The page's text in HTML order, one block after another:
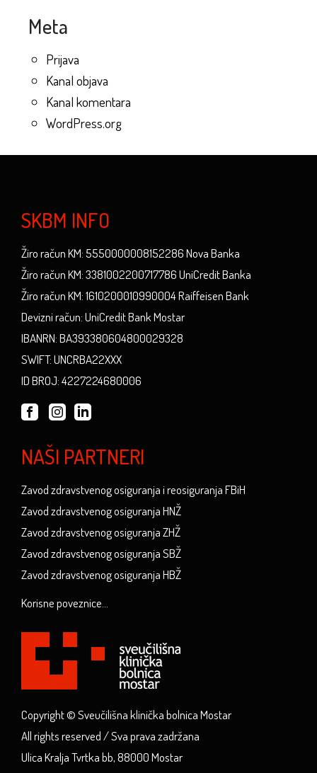
Meta
Prijava
Kanal objava
Kanal komentara
WordPress.org
SKBM INFO
Žiro račun KM: 5550000008152286 Nova Banka
Žiro račun KM: 3381002200717786 UniCredit Banka
Žiro račun KM: 1610200010990004 Raiffeisen Bank
Devizni račun: UniCredit Bank Mostar
IBANRN: BA393380604800029328
SWIFT: UNCRBA22XXX
ID BROJ: 4227224680006
NAŠI PARTNERI
Zavod zdravstvenog osiguranja i reosiguranja FBiH
Zavod zdravstvenog osiguranja HNŽ
Zavod zdravstvenog osiguranja ZHŽ
Zavod zdravstvenog osiguranja SBŽ
Zavod zdravstvenog osiguranja HBŽ
Korisne poveznice...
Copyright © Sveučilišna klinička bolnica Mostar
All rights reserved / Sva prava zadržana
Ulica Kralja Tvrtka bb, 88000 Mostar